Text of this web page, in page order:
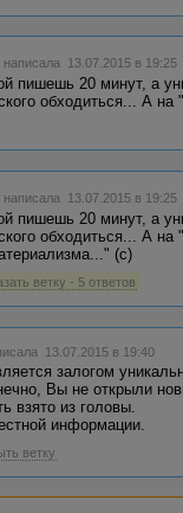
написала 13.07.2015 в 19:25
пишешь 20 минут, а
обходиться... А на
написала 13.07.2015 в 19:25
пишешь 20 минут, а
обходиться... А
(с)
ветку - 5 ответов
13.07.2015 в 19:40
залогом
Вы не открыли
взято из головы.
информации.
ветку